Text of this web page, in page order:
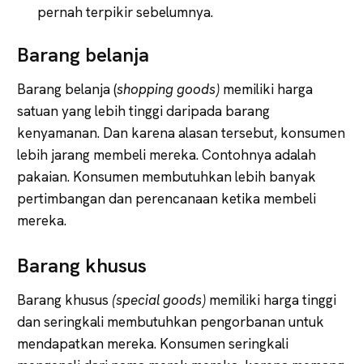
pernah terpikir sebelumnya.
Barang belanja
Barang belanja (shopping goods) memiliki harga
satuan yang lebih tinggi daripada barang
kenyamanan. Dan karena alasan tersebut, konsumen
lebih jarang membeli mereka. Contohnya adalah
pakaian. Konsumen membutuhkan lebih banyak
pertimbangan dan perencanaan ketika membeli
mereka.
Barang khusus
Barang khusus (special goods) memiliki harga tinggi
dan seringkali membutuhkan pengorbanan untuk
mendapatkan mereka. Konsumen seringkali